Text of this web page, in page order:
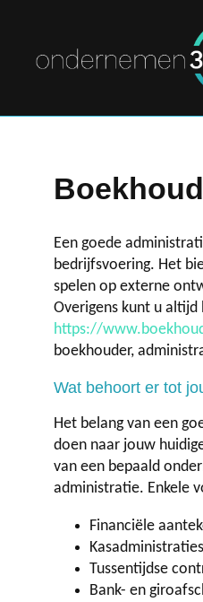
Een goede
bedrijfsvoering. Het
spelen op externe
Overigens kunt u
https://
boekhouder,
Wat behoort er tot
Het belang van een
doen naar jouw
van een bepaald
administratie. Enkele
Financiële
Tussentijdse
Bank- en